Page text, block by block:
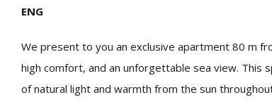
ENG
We present to you an exclusive apartment 80 m
high comfort, and an unforgettable sea view.
of natural light and warmth from the sun